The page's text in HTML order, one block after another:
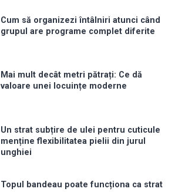
Cum să organizezi întâlniri atunci când
grupul are programe complet diferite
Mai mult decât metri pătrați: Ce dă
valoare unei locuințe moderne
Un strat subțire de ulei pentru cuticule
menține flexibilitatea pielii din jurul
unghiei
Topul bandeau poate funcționa ca strat